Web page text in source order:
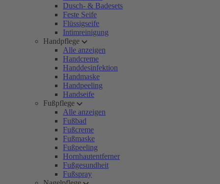
Dusch- & Badesets
Feste Seife
Flüssigseife
Intimreinigung
Handpflege
Alle anzeigen
Handcreme
Handdesinfektion
Handmaske
Handpeeling
Handseife
Fußpflege
Alle anzeigen
Fußbad
Fußcreme
Fußmaske
Fußpeeling
Hornhautentferner
Fußgesundheit
Fußspray